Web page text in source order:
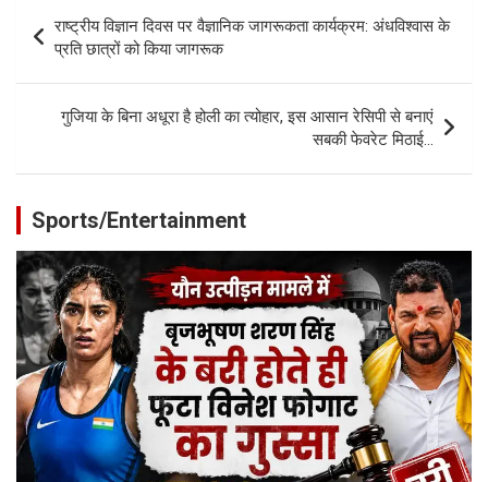
navigation
राष्ट्रीय विज्ञान दिवस पर वैज्ञानिक जागरूकता कार्यक्रम: अंधविश्वास के
प्रति छात्रों को किया जागरूक
गुजिया के बिना अधूरा है होली का त्योहार, इस आसान रेसिपी से बनाएं
सबकी फेवरेट मिठाई…
Sports/Entertainment